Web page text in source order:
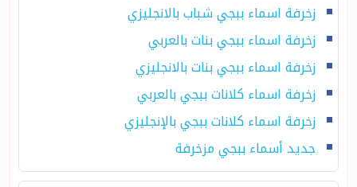
زخرفة اسماء ببجي شباب بالانجليزي
زخرفة اسماء ببجي بنات بالعربي
زخرفة اسماء ببجي بنات بالانجليزي
زخرفة اسماء كلانات ببجي بالعربي
زخرفة اسماء كلانات ببجي بالإنجليزي
جديد أسماء ببجي مزخرفة